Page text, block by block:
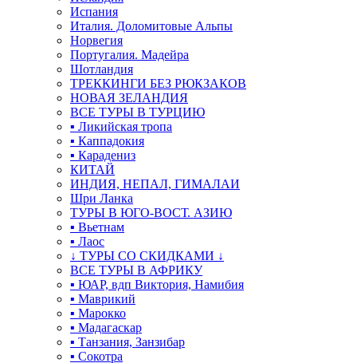
Испания
Италия. Доломитовые Альпы
Норвегия
Португалия. Мадейра
Шотландия
ТРЕККИНГИ БЕЗ РЮКЗАКОВ
НОВАЯ ЗЕЛАНДИЯ
ВСЕ ТУРЫ В ТУРЦИЮ
▪ Ликийская тропа
▪ Каппадокия
▪ Карадениз
КИТАЙ
ИНДИЯ, НЕПАЛ, ГИМАЛАИ
Шри Ланка
ТУРЫ В ЮГО-ВОСТ. АЗИЮ
▪ Вьетнам
▪ Лаос
↓ ТУРЫ СО СКИДКАМИ ↓
ВСЕ ТУРЫ В АФРИКУ
▪ ЮАР, вдп Виктория, Намибия
▪ Маврикий
▪ Марокко
▪ Мадагаскар
▪ Танзания, Занзибар
▪ Сокотра